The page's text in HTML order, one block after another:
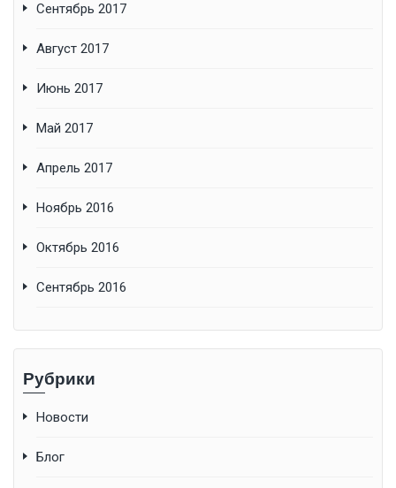
Сентябрь 2017
Август 2017
Июнь 2017
Май 2017
Апрель 2017
Ноябрь 2016
Октябрь 2016
Сентябрь 2016
Рубрики
Новости
Блог